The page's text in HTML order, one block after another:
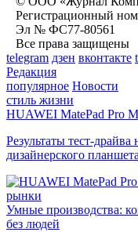
Регистрационный
Эл № ФС77-80561
Все права защищены
telegram дзен вконтакте
Редакция
популярное Новости
стиль жизни
HUAWEI MatePad Pro
Результаты тест-
дизайнерского планшета
рынки
Умные производства:
без людей